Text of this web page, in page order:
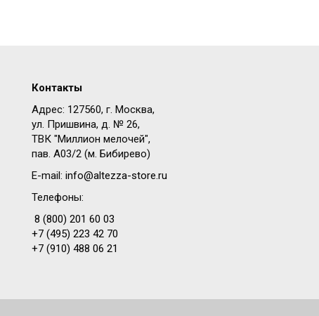
Контакты
Адрес: 127560, г. Москва,
ул. Пришвина, д. № 26,
ТВК "Миллион мелочей",
пав. A03/2 (м. Бибирево)
E-mail: info@altezza-store.ru
Телефоны:
8 (800) 201 60 03
+7 (495) 223 42 70
+7 (910) 488 06 21